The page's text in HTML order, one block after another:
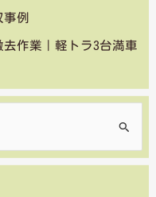
事例
去作業｜軽トラ3台満車